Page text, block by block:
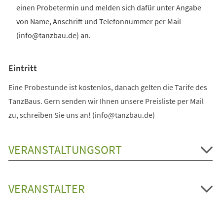
einen Probetermin und melden sich dafür unter Angabe
von Name, Anschrift und Telefonnummer per Mail
(info@tanzbau.de) an.
Eintritt
Eine Probestunde ist kostenlos, danach gelten die Tarife des
TanzBaus. Gern senden wir Ihnen unsere Preisliste per Mail
zu, schreiben Sie uns an! (info@tanzbau.de)
VERANSTALTUNGSORT
VERANSTALTER